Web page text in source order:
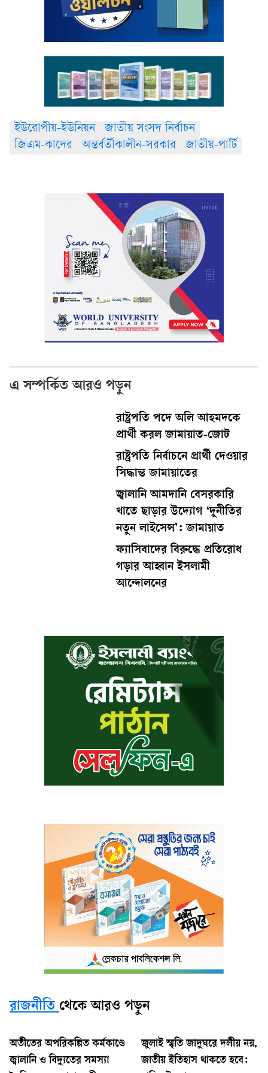
ইউরোপীয়-ইউনিয়ন
জাতীয় সংসদ নির্বাচন
জিএম-কাদের
অন্তর্বর্তীকালীন-সরকার জাতীয়-পার্টি
এ সম্পর্কিত আরও পড়ুন
রাষ্ট্রপতি পদে অলি আহমদকে
প্রার্থী করল জামায়াত-জোট
রাষ্ট্রপতি নির্বাচনে প্রার্থী দেওয়ার
সিদ্ধান্ত জামায়াতের
জ্বালানি আমদানি বেসরকারি
খাতে ছাড়ার উদ্যোগ ‘দুনীতির
নতুন লাইসেন্স’: জামায়াত
ফ্যাসিবাদের বিরুদ্ধে প্রতিরোধ
গড়ার আহ্বান ইসলামী
আন্দোলনের
রাজনীতি থেকে আরও পড়ুন
অতীতের অপরিকল্পিত কর্মকাণ্ডে
জ্বালানি ও বিদ্যুতের সমস্যা
জুলাই স্মৃতি জাদুঘরে দলীয় নয়,
জাতীয় ইতিহাস থাকতে হবে: